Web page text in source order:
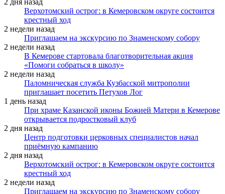
Верхотомский острог: в Кемеровском округе состоится
крестный ход
2 недели назад
Приглашаем на экскурсию по Знаменскому собору
2 недели назад
В Кемерове стартовала благотворительная акция
«Помоги собраться в школу»
2 недели назад
Паломническая служба Кузбасской митрополии
приглашает посетить Петухов Лог
1 день назад
При храме Казанской иконы Божией Матери в Кемерове
открывается подростковый клуб
2 дня назад
Центр подготовки церковных специалистов начал
приёмную кампанию
2 дня назад
Верхотомский острог: в Кемеровском округе состоится
крестный ход
2 недели назад
Приглашаем на экскурсию по Знаменскому собору